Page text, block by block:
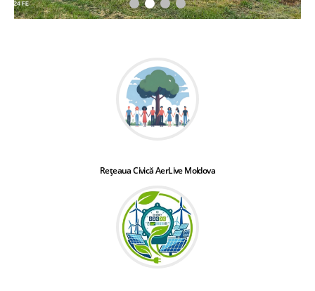
Rețeaua Civică AerLive Moldova